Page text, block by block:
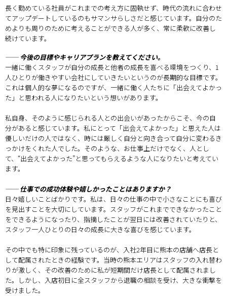
長く勤めている社員がこれまでの考え方に固執せず、時代の流れに合わせ
てアップデートしているのもサマンサらしさだと感じています。自分のた
めよりも周りのために考えることができる人が多く、常に柔軟に改善し
続けています。
── 今後の目標やキャリアプランを教えてください。
一緒に働くスタッフが自分の成長と他者の成長を喜べる環境をつくり、1
人ひとりが働きやすい会社にしていきたいというのが長期的な目標です。
これは個人的な夢になるのですが、一緒に働く人たちに「出会えてよかっ
た」と思われる人になりたいという想いがあります。
私自身、そのように感じられる人との出会いがあったからこそ、今の自
分があると感じています。私にとって「出会えてよかった」と思えた人は
優しいだけの人ではなく、時には厳しく自分と向き合って自分に変わるき
っかけをくれた人でした。そのような、お仕事上だけでなく、人とし
て、“出会えてよかった”と思ってもらえるような人になりたいと考えてい
ます。
── 仕事での成功体験や嬉しかったことはありますか？
日々嬉しいことばかりです。私は、日々の仕事の中で小さなことにも喜び
を見出すことを大切にしています。スタッフがこれまでできなかったこと
をできるようになったり、指摘したことが翌日には改善されていたりと、
スタッフ一人ひとりの日々の成長に大きな喜びを感じています。
その中でも特に印象に残っているのが、入社2年目に熊本の店舗へ店長と
して配属されたときの経験です。当時の熊本エリアはスタッフの入れ替わ
りが激しく、その改善のために私が短期間だけ店長として配属されまし
た。しかし、入店初日に全スタッフから退職の相談を受け、大きな衝撃を
受けました。